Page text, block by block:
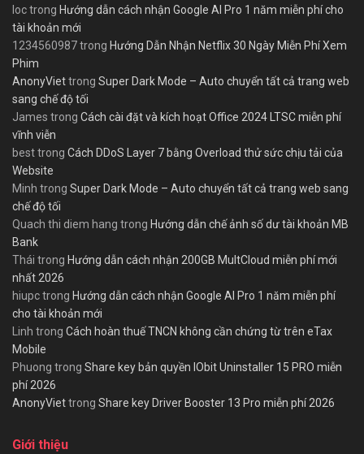
loctrong Hướng dẫn cách nhận Google AI Pro 1 năm miễn phí cho
tài khoản mới
1234560987trong Hướng Dẫn Nhận Netflix 30 Ngày Miễn Phí Xem
Phim
AnonyViettrong Super Dark Mode – Auto chuyển tất cả trang web
sang chế độ tối
James trong Cách cài đặt và kích hoạt Office 2024 LTSC miễn phí
vĩnh viễn
besttrong Cách DDoS Layer 7 bằng Overload thử sức chịu tải của
Website
Minh trong Super Dark Mode – Auto chuyển tất cả trang web sang
chế độ tối
Quach thi diem hang trong Hướng dẫn chế ảnh số dư tài khoản MB
Bank
Thái trong Hướng dẫn cách nhận 200GB MultCloud miễn phí mới
nhất 2026
hiupctrong Hướng dẫn cách nhận Google AI Pro 1 năm miễn phí
cho tài khoản mới
Linh trong Cách hoàn thuế TNCN không cần chứng từ trên eTax
Mobile
Phuong trong Share key bản quyền IObit Uninstaller 15 PRO miễn
phí 2026
AnonyViettrong Share key Driver Booster 13 Pro miễn phí 2026
Giới thiệu